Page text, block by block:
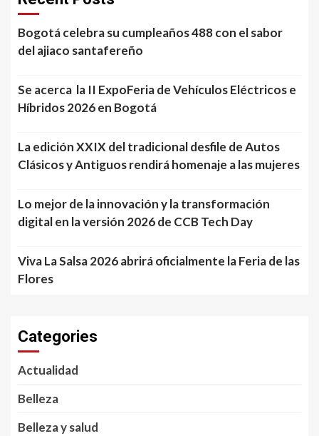
Bogotá celebra su cumpleaños 488 con el sabor
del ajiaco santafereño
Se acerca la II ExpoFeria de Vehículos Eléctricos e
Híbridos 2026 en Bogotá
La edición XXIX del tradicional desfile de Autos
Clásicos y Antiguos rendirá homenaje a las mujeres
Lo mejor de la innovación y la transformación
digital en la versión 2026 de CCB Tech Day
Viva La Salsa 2026 abrirá oficialmente la Feria de las
Flores
Categories
Actualidad
Belleza
Belleza y salud